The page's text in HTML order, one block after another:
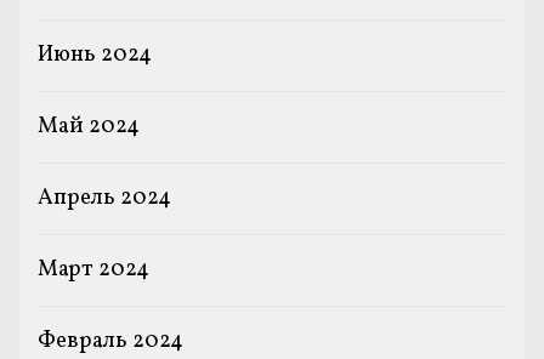
Июнь 2024
Май 2024
Апрель 2024
Март 2024
Февраль 2024